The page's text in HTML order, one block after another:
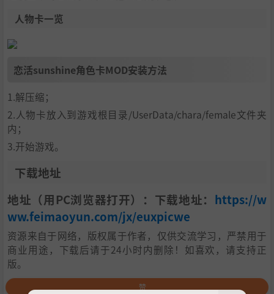
人物卡一览
恋活sunshine角色卡MOD安装方法
1.解压缩；
2.人物卡放入到游戏根目录/UserData/chara/female文件夹
内；
3.开始游戏。
下载地址
地址（用PC浏览器打开）：下载地址： https://w
ww.feimaoyun.com/jx/euxpicwe
资源来自于网络，版权属于作者，仅供交流学习，严禁用于
商业用途，下载后请于24小时内删除！如喜欢，请支持正
版。
赞